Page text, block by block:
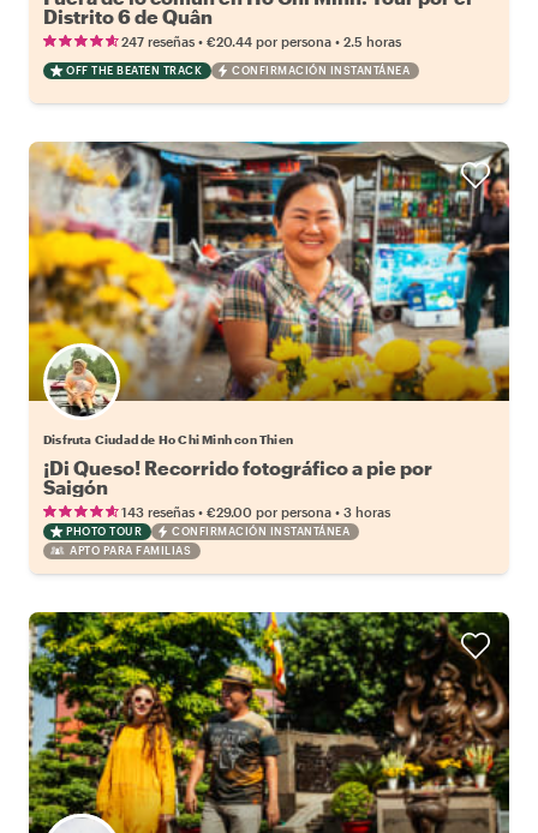
Distrito 6 de Quân
247 reseñas • €20.44 por persona • 2.5 horas
OFF THE BEATEN TRACK CONFIRMACIÓN INSTANTÁNEA
Disfruta Ciudad de Ho Chi Minh con Thien
¡Di Queso! Recorrido fotográfico a pie por
Saigón
143 reseñas • €29.00 por persona • 3 horas
PHOTO TOUR
CONFIRMACIÓN INSTANTÁNEA
APTO PARA FAMILIAS